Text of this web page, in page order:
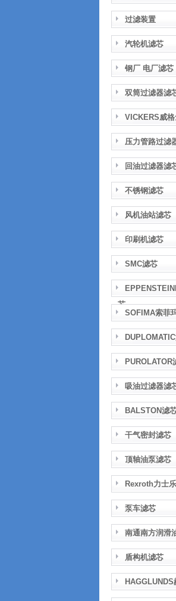
过滤装置
汽轮机滤芯
钢厂 电厂滤芯
双筒过滤器滤
VICKERS威格
压力管路过滤
回油过滤器滤
不锈钢滤芯
风机油站滤芯
印刷机滤芯
SMC滤芯
芯
SOFIMA索菲
DUPLOMATIC
PUROLATOR
吸油过滤器滤
BALSTON滤
干气密封滤芯
顶轴油泵滤芯
Rexroth力士乐
泵车滤芯
南通南方润滑
盾构机滤芯
HAGGLUNDS